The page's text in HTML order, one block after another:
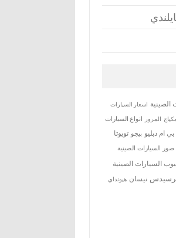
الصينية اسعار السيارات
المرور انواع السيارات
بي ام دبليو بيجو تويوتا
صور السيارات الصينية
السيارات الصينية
نيسان هيونداي